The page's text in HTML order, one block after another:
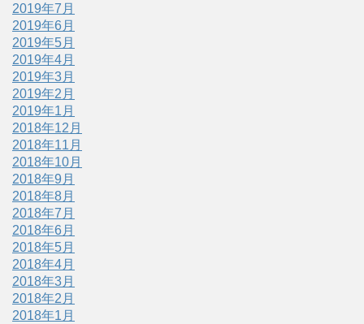
2019年7月
2019年6月
2019年5月
2019年4月
2019年3月
2019年2月
2019年1月
2018年12月
2018年11月
2018年10月
2018年9月
2018年8月
2018年7月
2018年6月
2018年5月
2018年4月
2018年3月
2018年2月
2018年1月